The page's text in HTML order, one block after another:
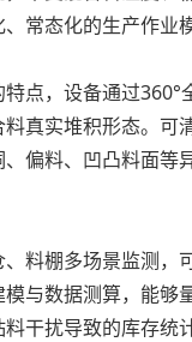
常态化的生产作业模
，设备通过360°
真实堆积形态。可
偏料、凹凸料面等
棚多场景监测，
与数据测算，能
干扰导致的库存统